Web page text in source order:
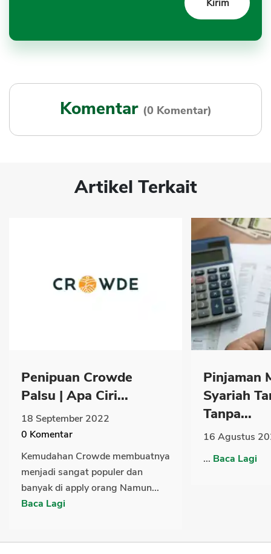
Komentar (0 Komentar)
Artikel Terkait
Penipuan Crowde
Palsu | Apa Ciri...
18 September 2022
0 Komentar
Kemudahan Crowde membuatnya
menjadi sangat populer dan
banyak di apply orang Namun...
Baca Lagi
Pinjaman
Syariah
Tanpa...
16 Agustus
... Baca Lagi